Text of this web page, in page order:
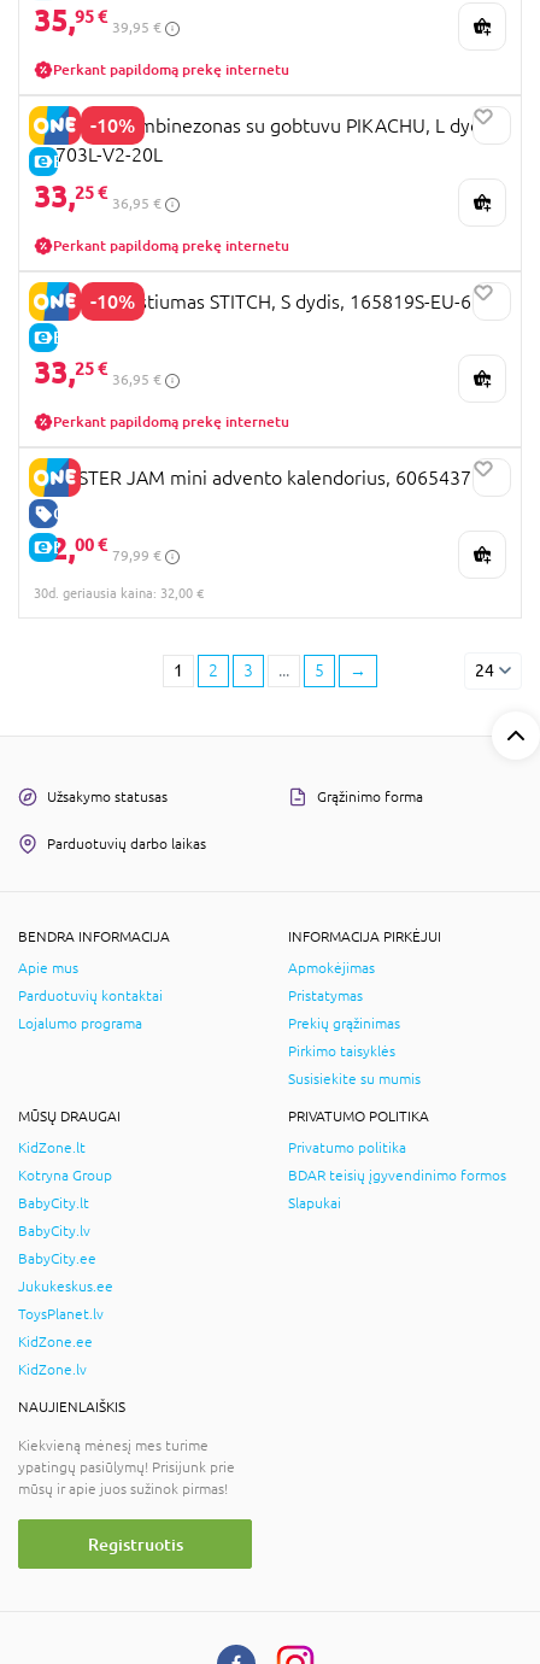
35,95 €
39,95 €
Perkant papildomą prekę internetu
-10%
E-KAINA
DISGUISE kombinezonas su gobtuvu PIKACHU, L dydis,
94703L-V2-20L
33,25 €
36,95 €
Perkant papildomą prekę internetu
-10%
E-KAINA
DISGUISE kostiumas STITCH, S dydis, 165819S-EU-6
33,25 €
36,95 €
Perkant papildomą prekę internetu
GERA KAINA
E-KAINA
MONSTER JAM mini advento kalendorius, 6065437
32,00 €
79,99 €
30d. geriausia kaina: 32,00 €
1 2 3 ... 5 → 24
Užsakymo statusas Grąžinimo forma
Parduotuvių darbo laikas
BENDRA INFORMACIJA
Apie mus
Parduotuvių kontaktai
Lojalumo programa
INFORMACIJA PIRKĖJUI
Apmokėjimas
Pristatymas
Prekių grąžinimas
Pirkimo taisyklės
Susisiekite su mumis
MŪSŲ DRAUGAI
KidZone.lt
Kotryna Group
BabyCity.lt
BabyCity.lv
BabyCity.ee
Jukukeskus.ee
ToysPlanet.lv
KidZone.ee
KidZone.lv
PRIVATUMO POLITIKA
Privatumo politika
BDAR teisių įgyvendinimo formos
Slapukai
NAUJIENLAIŠKIS
Kiekvieną mėnesį mes turime
ypatingų pasiūlymų! Prisijunk prie
mūsų ir apie juos sužinok pirmas!
Registruotis